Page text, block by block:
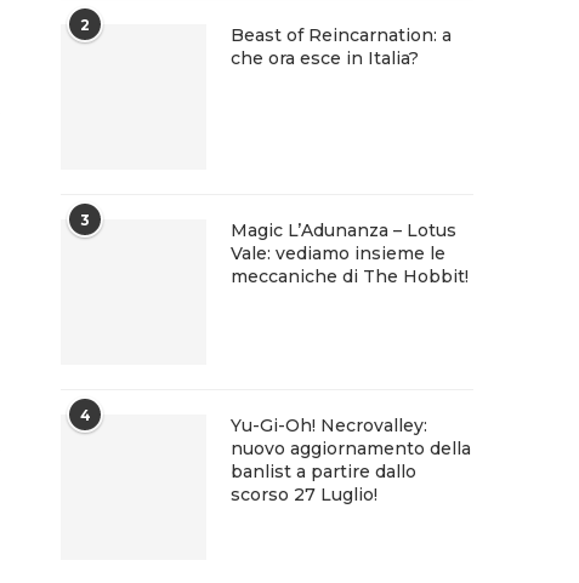
2
Beast of Reincarnation: a
che ora esce in Italia?
3
Magic L’Adunanza – Lotus
Vale: vediamo insieme le
meccaniche di The Hobbit!
4
Yu-Gi-Oh! Necrovalley:
nuovo aggiornamento della
banlist a partire dallo
scorso 27 Luglio!